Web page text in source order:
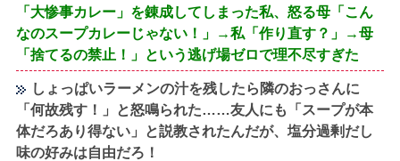
「大惨事カレー」を錬成してしまった私、怒る母「こん
なのスープカレーじゃない！」→私「作り直す？」→母
「捨てるの禁止！」という逃げ場ゼロで理不尽すぎた
しょっぱいラーメンの汁を残したら隣のおっさんに
「何故残す！」と怒鳴られた……友人にも「スープが本
体だろあり得ない」と説教されたんだが、塩分過剰だし
味の好みは自由だろ！